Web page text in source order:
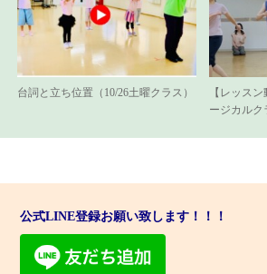
台詞と立ち位置（10/26土曜クラス）
【レッス
ージカルク
公式LINE登録お願い致します！！！